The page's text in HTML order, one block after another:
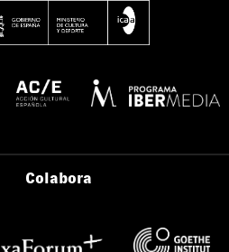
Colabora